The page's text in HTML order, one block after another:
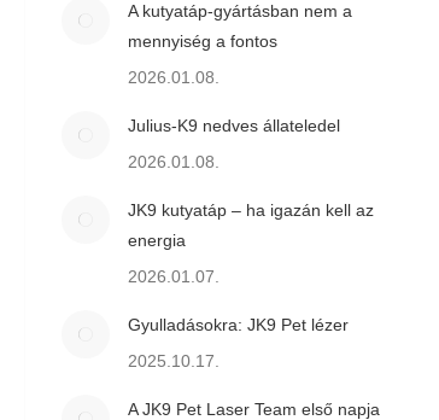
A kutyatáp-gyártásban nem a
mennyiség a fontos
2026.01.08.
Julius-K9 nedves állateledel
2026.01.08.
JK9 kutyatáp – ha igazán kell az
energia
2026.01.07.
Gyulladásokra: JK9 Pet lézer
2025.10.17.
A JK9 Pet Laser Team első napja